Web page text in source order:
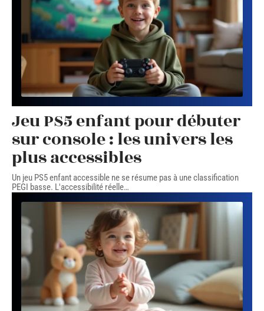
Jeu PS5 enfant pour débuter
sur console : les univers les
plus accessibles
Un jeu PS5 enfant accessible ne se résume pas à une classification
PEGI basse. L'accessibilité réelle…